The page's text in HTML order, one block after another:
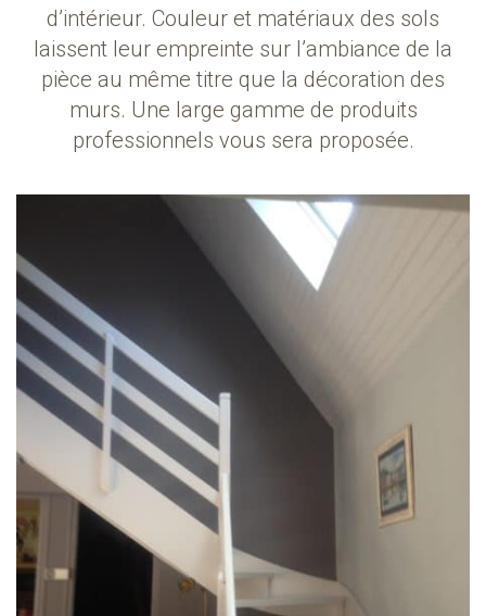
d’intérieur. Couleur et matériaux des sols
laissent leur empreinte sur l’ambiance de la
pièce au même titre que la décoration des
murs. Une large gamme de produits
professionnels vous sera proposée.